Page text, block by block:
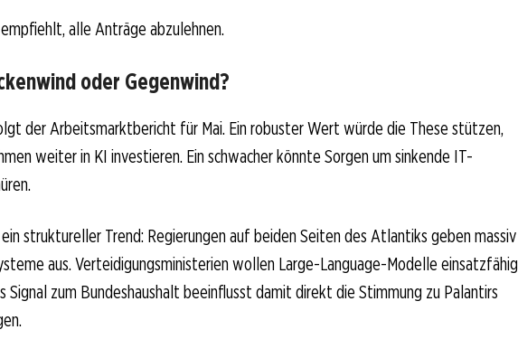
alle Anträge abzulehnen.
oder Gegenwind?
der Arbeitsmarktbericht für Mai. Ein robuster Wert würde die These stützen,
weiter in KI investieren. Ein schwacher könnte Sorgen um sinkende IT-
struktureller Trend: Regierungen auf beiden Seiten des Atlantiks geben massiv
aus. Verteidigungsministerien wollen Large-Language-Modelle einsatzfähig
Signal zum Bundeshaushalt beeinflusst damit direkt die Stimmung zu Palantirs